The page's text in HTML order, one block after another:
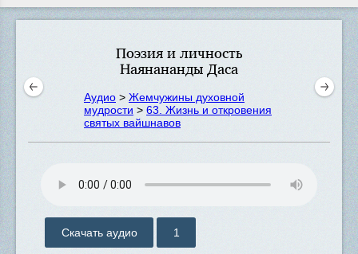
Поэзия и личность
Наянананды Даса
Аудио > Жемчужины духовной
мудрости > 63. Жизнь и откровения
святых вайшнавов
Скачать аудио 1